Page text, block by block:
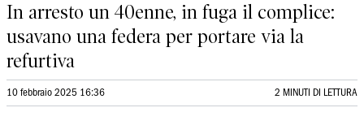
In arresto un 40enne, in fuga il complice:
usavano una federa per portare via la
refurtiva
10 febbraio 2025 16:36 2 MINUTI DI LETTURA